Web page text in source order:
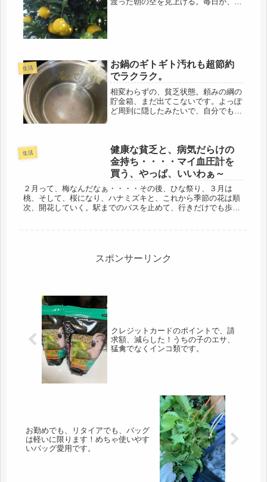
生活
お鍋のギトギト汚れも超節約
でラクラク。
相変わらずの、貧乏状態。頼みの綱の
貯金箱、まだ出てこないです。よっぽ
ど周到に隠したみたいで、自分でも呆
つ、未練がましく部屋の中を見渡して
ま...
生活
健康な貧乏と、病気だらけの
金持ち・・・・マイ血圧計を
買う、やっぱ、いいわぁ～
２月って、梅なんだなぁ・・・・その後、ひな祭り、３月は
桃、そして、桜になり、ハナミズキと、これから季節の花は順
次、開花していく。駅までのバスを止めて、行きだけでも歩こ
スポンサーリンク
クレジットカードのポイントで、請
求額、減らした！うちの子のエサ、
猛禽でなくインコ類です。
お勤めでも、リタイアでも、バッグ
は軽いに限ります！めちゃ使いやす
いバッグ愛用です。